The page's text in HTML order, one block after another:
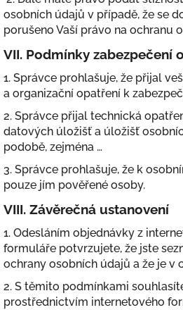
osobních údajů v případě, že se
porušeno Vaší právo na ochranu
VII. Podmínky zabezpečení
1. Správce prohlašuje, že přijal
a organizační opatření k
2. Správce přijal technická
datových úložišť a úložišť
podobě, zejména …
3. Správce prohlašuje, že k
pouze jím pověřené osoby.
VIII. Závěrečná ustanovení
1. Odesláním objednávky z
formuláře potvrzujete, že jste
ochrany osobních údajů a že je v
2. S těmito podmínkami
prostřednictvím internetového